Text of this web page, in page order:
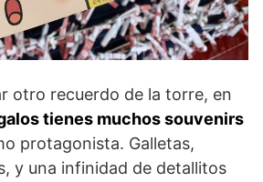
otro recuerdo de la torre, en
tienes muchos souvenirs
protagonista. Galletas,
y una infinidad de detallitos